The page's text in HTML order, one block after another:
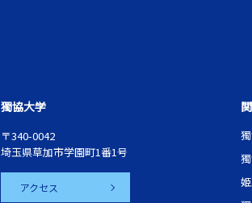
獨協大学
〒340-0042
埼玉県草加市学園町1番1号
アクセス